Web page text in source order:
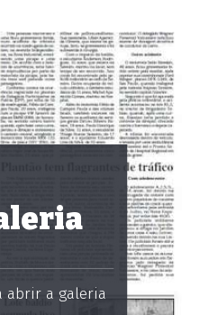
abrir a galeria